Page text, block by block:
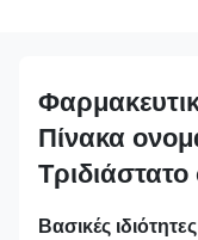
Πίνακα
Βασικές ιδιότητες